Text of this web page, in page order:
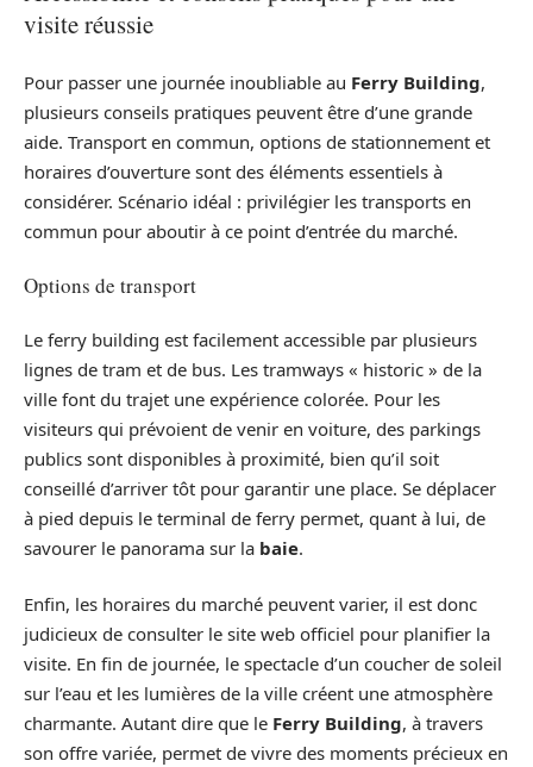
visite réussie
Pour passer une journée inoubliable au Ferry Building,
plusieurs conseils pratiques peuvent être d’une grande
aide. Transport en commun, options de stationnement et
horaires d’ouverture sont des éléments essentiels à
considérer. Scénario idéal : privilégier les transports en
commun pour aboutir à ce point d’entrée du marché.
Options de transport
Le ferry building est facilement accessible par plusieurs
lignes de tram et de bus. Les tramways « historic » de la
ville font du trajet une expérience colorée. Pour les
visiteurs qui prévoient de venir en voiture, des parkings
publics sont disponibles à proximité, bien qu’il soit
conseillé d’arriver tôt pour garantir une place. Se déplacer
à pied depuis le terminal de ferry permet, quant à lui, de
savourer le panorama sur la baie.
Enfin, les horaires du marché peuvent varier, il est donc
judicieux de consulter le site web officiel pour planifier la
visite. En fin de journée, le spectacle d’un coucher de soleil
sur l’eau et les lumières de la ville créent une atmosphère
charmante. Autant dire que le Ferry Building, à travers
son offre variée, permet de vivre des moments précieux en